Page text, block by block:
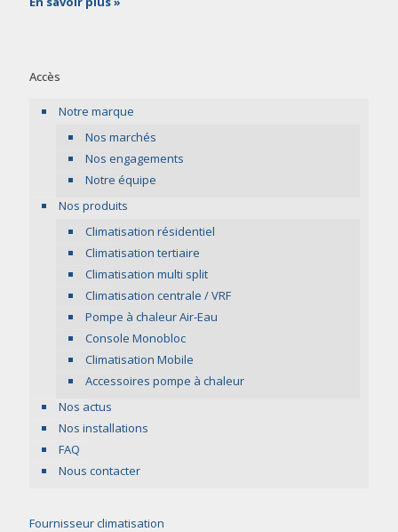
Accès
Notre marque
Nos marchés
Nos engagements
Notre équipe
Nos produits
Climatisation résidentiel
Climatisation tertiaire
Climatisation multi split
Climatisation centrale / VRF
Pompe à chaleur Air-Eau
Console Monobloc
Climatisation Mobile
Accessoires pompe à chaleur
Nos actus
Nos installations
FAQ
Nous contacter
Fournisseur climatisation